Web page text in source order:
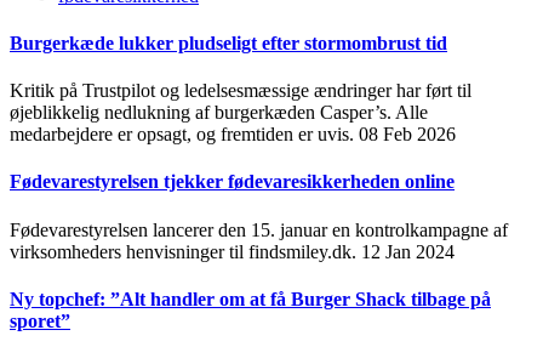
Burgerkæde lukker pludseligt efter stormombrust tid
Kritik på Trustpilot og ledelsesmæssige ændringer har ført til
øjeblikkelig nedlukning af burgerkæden Casper’s. Alle
medarbejdere er opsagt, og fremtiden er uvis. 08 Feb 2026
Fødevarestyrelsen tjekker fødevaresikkerheden online
Fødevarestyrelsen lancerer den 15. januar en kontrolkampagne af
virksomheders henvisninger til findsmiley.dk. 12 Jan 2024
Ny topchef: ”Alt handler om at få Burger Shack tilbage på
sporet”